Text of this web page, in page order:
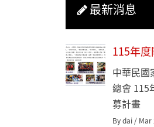
最新消息
115年
中華民國
總會 115
募計畫
By dai / Mar